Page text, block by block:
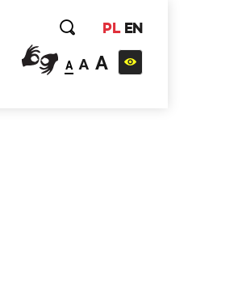
PL EN
A A A